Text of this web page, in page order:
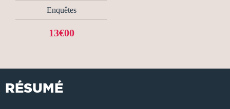
Enquêtes
13€00
RÉSUMÉ